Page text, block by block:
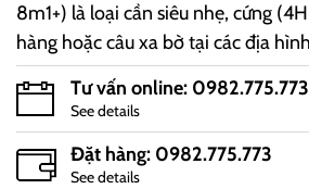
8m1+) là loại cần siêu nhẹ, cứng
hàng hoặc câu xa bờ tại các địa
Tư vấn online: 0982.775.773
See details
Đặt hàng: 0982.775.773
See details